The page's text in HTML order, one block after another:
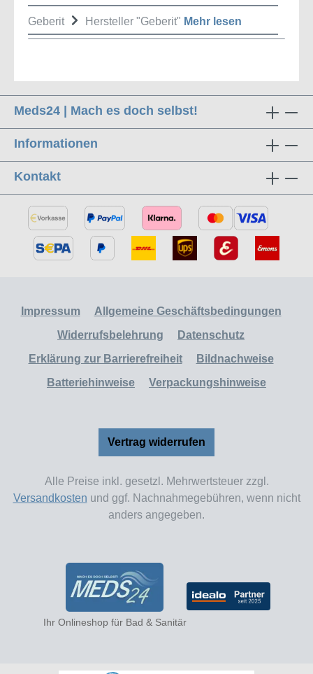
Geberit Hersteller "Geberit" Mehr lesen
Meds24 | Mach es doch selbst!
Informationen
Kontakt
Impressum
Allgemeine Geschäftsbedingungen
Widerrufsbelehrung
Datenschutz
Erklärung zur Barrierefreiheit
Bildnachweise
Batteriehinweise
Verpackungshinweise
Vertrag widerrufen
Alle Preise inkl. gesetzl. Mehrwertsteuer zzgl.
Versandkosten und ggf. Nachnahmegebühren, wenn nicht
anders angegeben.
Ihr Onlineshop für Bad & Sanitär